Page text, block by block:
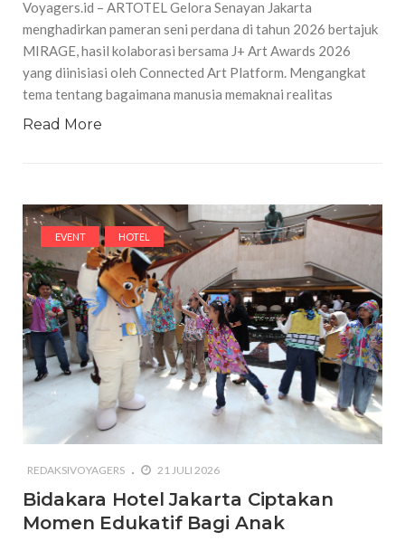
Voyagers.id – ARTOTEL Gelora Senayan Jakarta
menghadirkan pameran seni perdana di tahun 2026 bertajuk
MIRAGE, hasil kolaborasi bersama J+ Art Awards 2026
yang diinisiasi oleh Connected Art Platform. Mengangkat
tema tentang bagaimana manusia memaknai realitas
Read More
EVENT HOTEL
REDAKSIVOYAGERS 21 JULI 2026
Bidakara Hotel Jakarta Ciptakan
Momen Edukatif Bagi Anak